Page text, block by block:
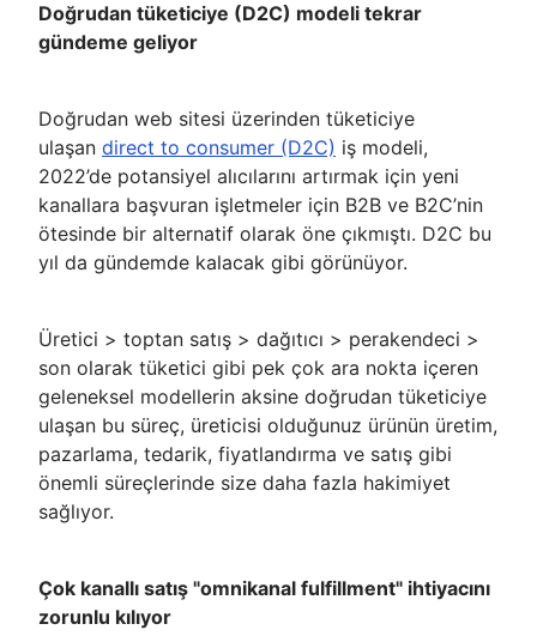
Doğrudan tüketiciye (D2C) modeli tekrar
gündeme geliyor
Doğrudan web sitesi üzerinden tüketiciye
ulaşan direct to consumer (D2C) iş modeli,
2022’de potansiyel alıcılarını artırmak için yeni
kanallara başvuran işletmeler için B2B ve B2C’nin
ötesinde bir alternatif olarak öne çıkmıştı. D2C bu
yıl da gündemde kalacak gibi görünüyor.
Üretici > toptan satış > dağıtıcı > perakendeci >
son olarak tüketici gibi pek çok ara nokta içeren
geleneksel modellerin aksine doğrudan tüketiciye
ulaşan bu süreç, üreticisi olduğunuz ürünün üretim,
pazarlama, tedarik, fiyatlandırma ve satış gibi
önemli süreçlerinde size daha fazla hakimiyet
sağlıyor.
Çok kanallı satış "omnikanal fulfillment" ihtiyacını
zorunlu kılıyor